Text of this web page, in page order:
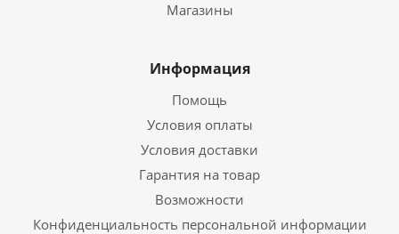
Магазины
Информация
Помощь
Условия оплаты
Условия доставки
Гарантия на товар
Возможности
Конфиденциальность персональной информации